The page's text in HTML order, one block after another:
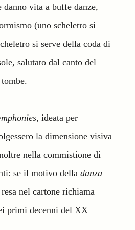
vita a buffe danze,
(uno scheletro si
si serve della coda di
salutato dal canto del
, ideata per
la dimensione visiva
nella commistione di
se il motivo della danza
nel cartone richiama
primi decenni del XX